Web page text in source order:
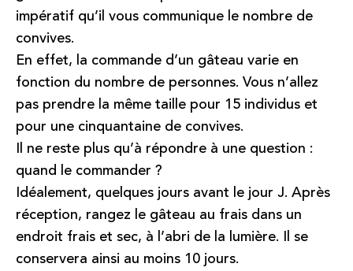
impératif qu’il vous communique le nombre de
convives.
En effet, la commande d’un gâteau varie en
fonction du nombre de personnes. Vous n’allez
pas prendre la même taille pour 15 individus et
pour une cinquantaine de convives.
Il ne reste plus qu’à répondre à une question :
quand le commander ?
Idéalement, quelques jours avant le jour J. Après
réception, rangez le gâteau au frais dans un
endroit frais et sec, à l’abri de la lumière. Il se
conservera ainsi au moins 10 jours.